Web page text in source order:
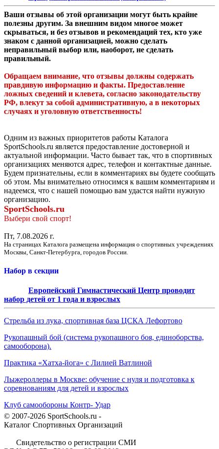
Ваши отзывы об этой организации могут быть крайне
полезны другим. За внешним видом многое может
скрываться, и без отзывов и рекомендаций тех, кто уже
знаком с данной организацией, можно сделать
неправильный выбор или, наоборот, не сделать
правильный.
Обращаем внимание, что отзывы должны содержать
правдивую информацию и факты. Предоставление
ложных сведений и клевета, согласно законодательству
РФ, влекут за собой административную, а в некоторых
случаях и уголовную ответственность!
Одним из важных приоритетов работы Каталога
SportSchools.ru является предоставление достоверной и
актуальной информации. Часто бывает так, что в спортивных
организациях меняются адрес, телефон и контактные данные.
Будем признательны, если в комментариях вы будете сообщать
об этом. Мы внимательно относимся к вашим комментариям и
надеемся, что с нашей помощью вам удастся найти нужную
организацию.
SportSchools.ru
Выбери свой спорт!
Пт, 7.08.2026 г.
На страницах Каталога размещена информация о спортивных учреждениях
Москвы, Санкт-Петербурга, городов России.
Набор в секции
Европейский Гимнастический Центр проводит
набор детей от 1 года и взрослых
Стрельба из лука, спортивная база ЦСКА Лефортово
Рукопашный бой (система рукопашного боя, единоборства,
самооборона).
Практика «Хатха-йога» с Лилией Ватлиной
Лыжероллеры в Москве: обучение с нуля и подготовка к
соревнованиям для детей и взрослых
Клуб самообороны Контр- Удар
© 2007-2026 SportSchools.ru -
Каталог Спортивных Организаций
Свидетельство о регистрации СМИ